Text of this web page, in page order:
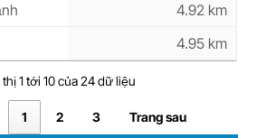
4.92 km
4.95 km
1 tới 10 của 24 dữ liệu
1 2 3 Trang sau